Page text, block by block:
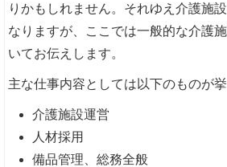
りかもしれません。それゆえ介護施
なりますが、ここでは一般的な介護
いてお伝えします。
主な仕事内容としては以下のものが挙
介護施設運営
人材採用
備品管理、総務全般